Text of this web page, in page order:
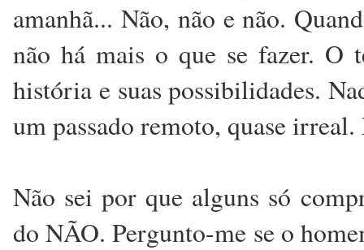
amanhã... Não, não e não.
não há mais o que se fazer. O
história e suas possibilidades.
um passado remoto, quase irreal.
Não sei por que alguns só
do NÃO. Pergunto-me se o